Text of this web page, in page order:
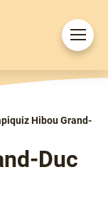
Ouvrir
le
Hibou Grand-
Duc